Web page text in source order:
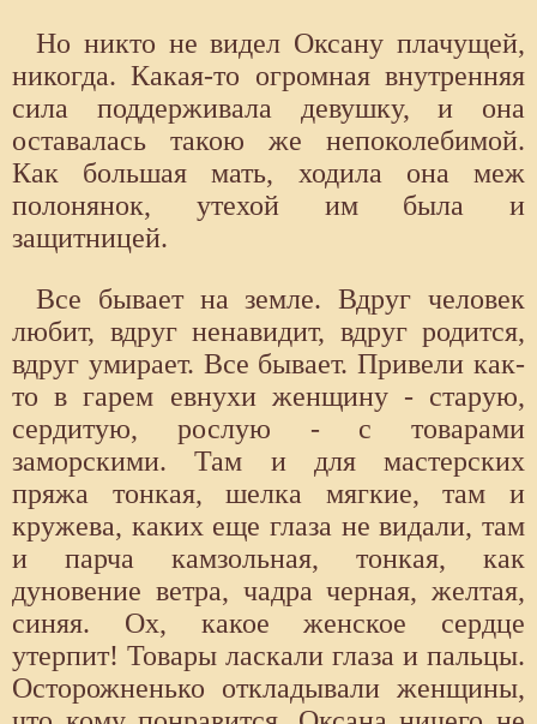
Но никто не видел Оксану плачущей,
никогда. Какая-то огромная внутренняя
сила поддерживала девушку, и она
оставалась такою же непоколебимой.
Как большая мать, ходила она меж
полонянок, утехой им была и
защитницей.
Все бывает на земле. Вдруг человек
любит, вдруг ненавидит, вдруг родится,
вдруг умирает. Все бывает. Привели как-
то в гарем евнухи женщину - старую,
сердитую, рослую - с товарами
заморскими. Там и для мастерских
пряжа тонкая, шелка мягкие, там и
кружева, каких еще глаза не видали, там
и парча камзольная, тонкая, как
дуновение ветра, чадра черная, желтая,
синяя. Ох, какое женское сердце
утерпит! Товары ласкали глаза и пальцы.
Осторожненько откладывали женщины,